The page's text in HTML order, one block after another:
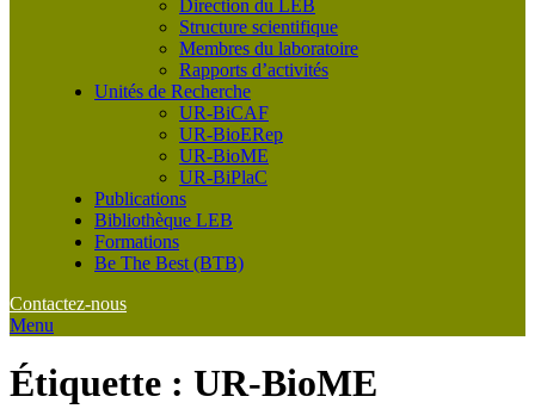
Direction du LEB
Structure scientifique
Membres du laboratoire
Rapports d’activités
Unités de Recherche
UR-BiCAF
UR-BioERep
UR-BioME
UR-BiPlaC
Publications
Bibliothèque LEB
Formations
Be The Best (BTB)
Contactez-nous
Menu
Étiquette : UR-BioME